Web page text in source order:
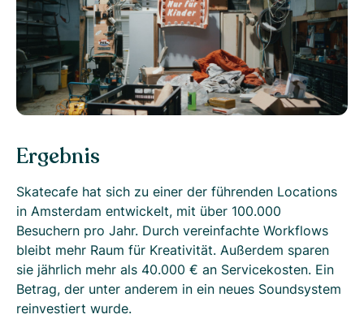
Ergebnis
Skatecafe hat sich zu einer der führenden Locations
in Amsterdam entwickelt, mit über 100.000
Besuchern pro Jahr. Durch vereinfachte Workflows
bleibt mehr Raum für Kreativität. Außerdem sparen
sie jährlich mehr als 40.000 € an Servicekosten. Ein
Betrag, der unter anderem in ein neues Soundsystem
reinvestiert wurde.